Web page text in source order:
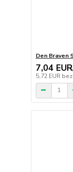
Den Braven
7,04 EUR
5,72 EUR